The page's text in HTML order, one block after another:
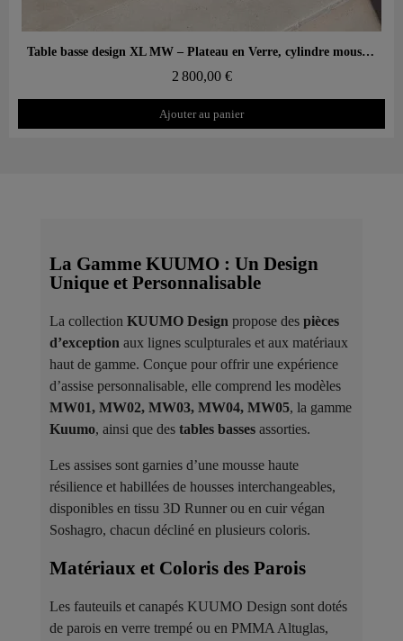
Aperçu rapide Table basse design XL MW – Plateau en Verre, cylindre mousse alvéolaire
2 800,00 €
Ajouter au panier
La Gamme KUUMO : Un Design
Unique et Personnalisable
La collection KUUMO Design propose des pièces
d’exception aux lignes sculpturales et aux matériaux
haut de gamme. Conçue pour offrir une expérience
d’assise personnalisable, elle comprend les modèles
MW01, MW02, MW03, MW04, MW05, la gamme
Kuumo, ainsi que des tables basses assorties.
Les assises sont garnies d’une mousse haute
résilience et habillées de housses interchangeables,
disponibles en tissu 3D Runner ou en cuir végan
Soshagro, chacun décliné en plusieurs coloris.
Matériaux et Coloris des Parois ​
Les fauteuils et canapés KUUMO Design sont dotés
de parois en verre trempé ou en PMMA Altuglas,